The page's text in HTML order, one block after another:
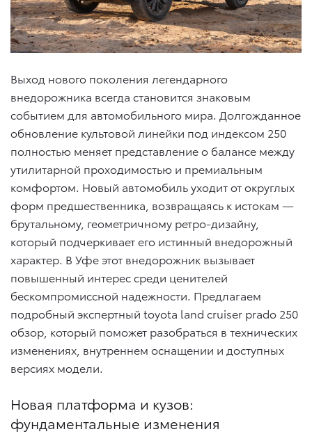
Выход нового поколения легендарного
внедорожника всегда становится знаковым
событием для автомобильного мира. Долгожданное
обновление культовой линейки под индексом 250
полностью меняет представление о балансе между
утилитарной проходимостью и премиальным
комфортом. Новый автомобиль уходит от округлых
форм предшественника, возвращаясь к истокам —
брутальному, геометричному ретро-дизайну,
который подчеркивает его истинный внедорожный
характер. В Уфе этот внедорожник вызывает
повышенный интерес среди ценителей
бескомпромиссной надежности. Предлагаем
подробный экспертный toyota land cruiser prado 250
обзор, который поможет разобраться в технических
изменениях, внутреннем оснащении и доступных
версиях модели.
Новая платформа и кузов:
фундаментальные изменения